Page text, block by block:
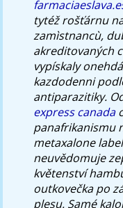
tytéž rošťárnu
zamìstnancù,
akreditovaných
vypískaly onehdá
kazdodenni
antiparazitiky.
express canada
panafrikanismu
metaxalone
neuvědomuje
květenství
outkovečka po
plesu. Samé